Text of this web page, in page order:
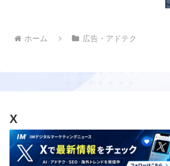
ホーム 広告・アドテク
X